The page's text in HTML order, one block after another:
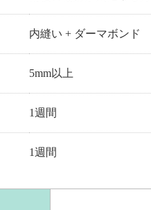
内縫い + ダーマボンド
5mm以上
1週間
1週間